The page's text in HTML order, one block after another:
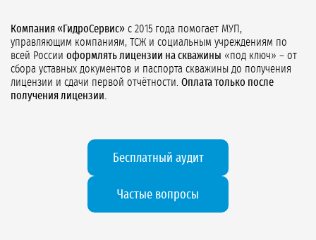
Компания «ГидроСервис» с 2015 года помогает МУП,
управляющим компаниям, ТСЖ и социальным учреждениям по
всей России оформлять лицензии на скважины «под ключ» – от
сбора уставных документов и паспорта скважины до получения
лицензии и сдачи первой отчётности. Оплата только после
получения лицензии.
Бесплатный аудит
Частые вопросы